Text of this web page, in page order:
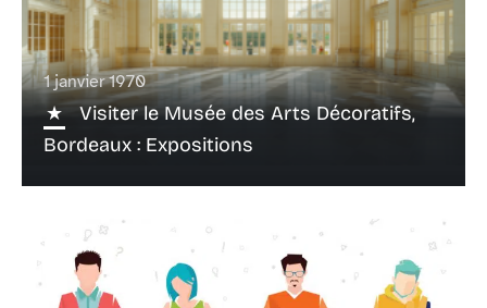
1 janvier 1970
Visiter le Musée des Arts Décoratifs,
Bordeaux : Expositions